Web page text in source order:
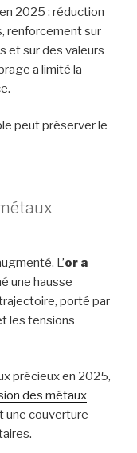
2025 : réduction
renforcement sur
et sur des valeurs
a limité la
peut préserver le
L’or a
une hausse
porté par
les tensions
précieux en 2025,
des métaux
une couverture